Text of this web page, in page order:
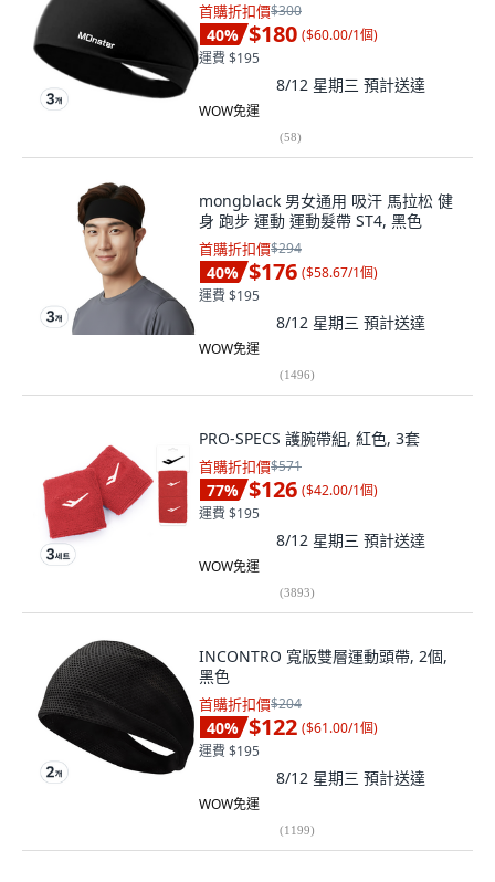
首購折扣價$300
40% $180 ($60.00/1個)
運費 $195
8/12 星期三 預計送達
WOW免運
(58)
mongblack 男女通用 吸汗 馬拉松 健
身 跑步 運動 運動髮帶 ST4, 黑色
首購折扣價$294
40% $176 ($58.67/1個)
運費 $195
8/12 星期三 預計送達
WOW免運
(1496)
PRO-SPECS 護腕帶組, 紅色, 3套
首購折扣價$571
77% $126 ($42.00/1個)
運費 $195
8/12 星期三 預計送達
WOW免運
(3893)
INCONTRO 寬版雙層運動頭帶, 2個,
黑色
首購折扣價$204
40% $122 ($61.00/1個)
運費 $195
8/12 星期三 預計送達
WOW免運
(1199)